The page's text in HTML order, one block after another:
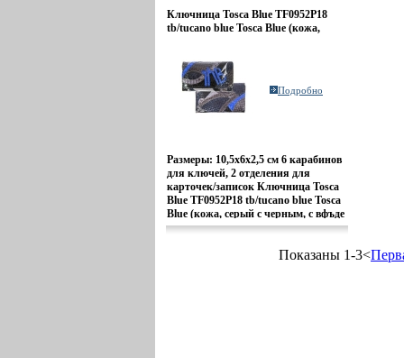
Ключница Tosca Blue TF0952P18
tb/tucano blue Tosca Blue (кожа,
инфо 12801o.
Подробно
Размеры: 10,5х6х2,5 см 6 карабинов
для ключей, 2 отделения для
карточек/записок Ключница Tosca
Blue TF0952P18 tb/tucano blue Tosca
Blue (кожа, серый с черным, с вфъде
синим)
Показаны 1-3<